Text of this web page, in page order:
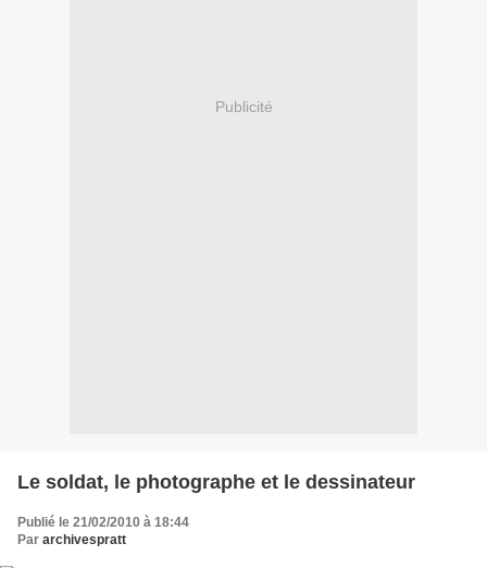
Publicité
Le soldat, le photographe et le dessinateur
Publié le 21/02/2010 à 18:44
Par archivespratt